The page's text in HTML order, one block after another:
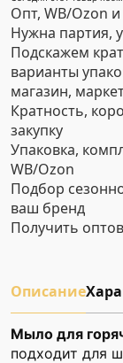
Опт, WB/Ozon и
Нужна партия,
Подскажем
варианты
магазин,
Кратность,
закупку
Упаковка,
WB/Ozon
Подбор
ваш бренд
Получить
Описание
Мыло для
подходит для